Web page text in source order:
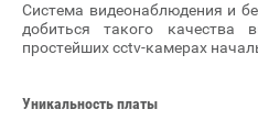
Система видеонаблюдения и
добиться такого качества
простейших cctv-камерах
Уникальность платы